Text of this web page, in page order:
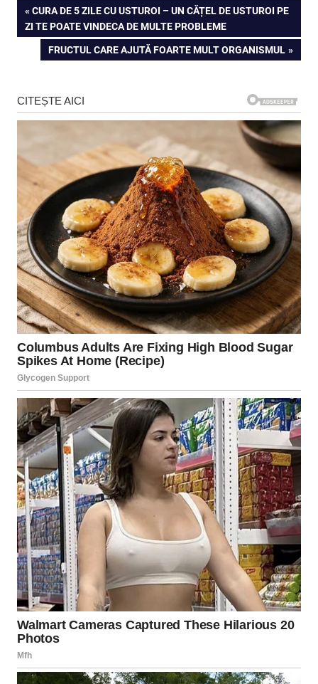
Navigare
în
articole
PREVIOUS
POST:
CURA DE 5 ZILE CU USTUROI – UN CĂȚEL DE USTUROI PE
ZI TE POATE VINDECA DE MULTE PROBLEME
NEXT
FRUCTUL CARE AJUTĂ FOARTE MULT ORGANISMUL